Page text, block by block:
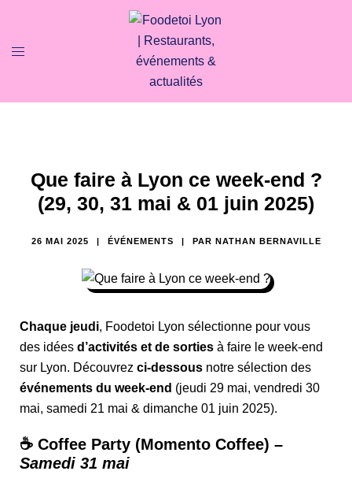
Que faire à Lyon ce week-end ?
(29, 30, 31 mai & 01 juin 2025)
26 MAI 2025 ÉVÉNEMENTS PAR NATHAN BERNAVILLE
Chaque jeudi, Foodetoi Lyon sélectionne pour vous
des idées d’activités et de sorties à faire le week-end
sur Lyon. Découvrez ci-dessous notre sélection des
événements du week-end (jeudi 29 mai, vendredi 30
mai, samedi 21 mai & dimanche 01 juin 2025).
☕️ Coffee Party (Momento Coffee) –
Samedi 31 mai